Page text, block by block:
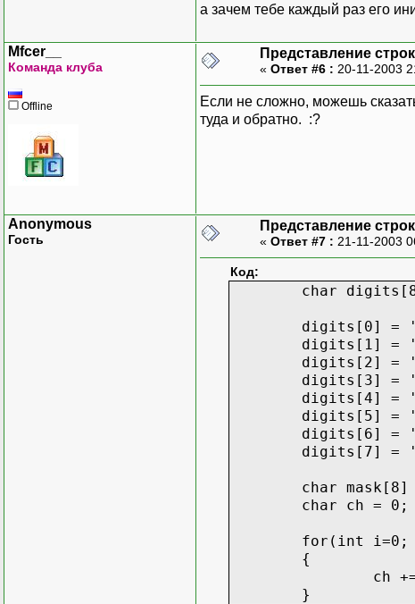
а зачем тебе каждый раз его
Mfcer__
Команда клуба
Offline
Представление
« Ответ #6 : 20-11-2003
Если не сложно, можешь
туда и обратно. :?
Anonymous
Гость
Представление
« Ответ #7 : 21-11-2003
Код:
char
digits[0] =
digits[1] =
digits[2] =
digits[3] =
digits[4] =
digits[5] =
digits[6] =
digits[7] =
char
char ch = 0;
for(int i=0;
{
ch
}